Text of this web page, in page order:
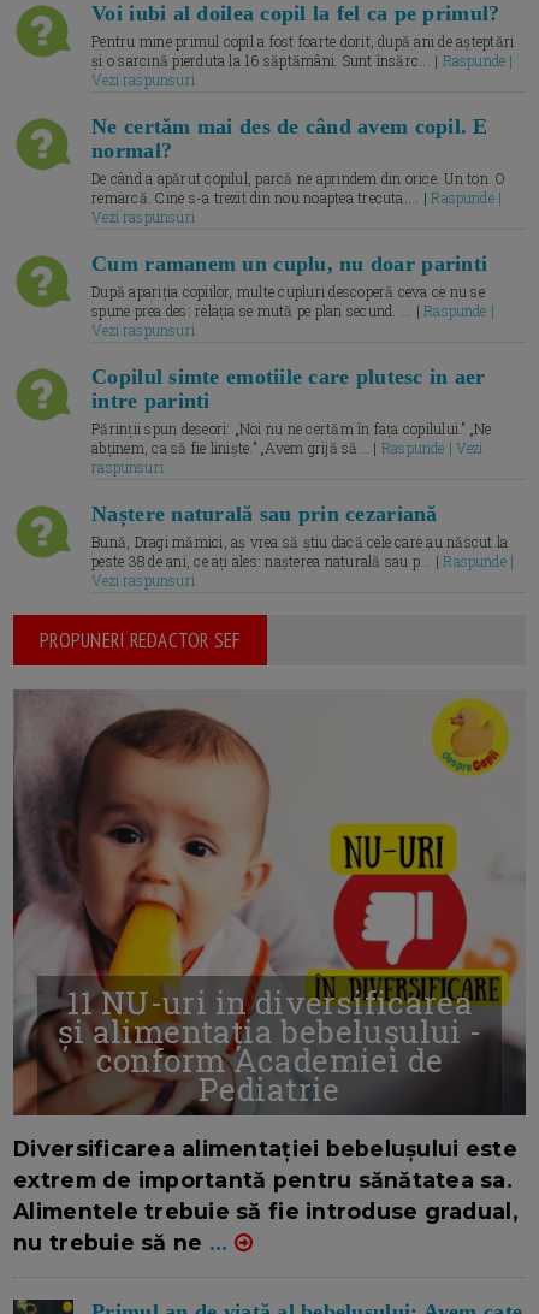
Voi iubi al doilea copil la fel ca pe primul?
Pentru mine primul copil a fost foarte dorit, după ani de așteptări
și o sarcină pierduta la 16 săptămâni. Sunt însărc... | Raspunde |
Vezi raspunsuri
Ne certăm mai des de când avem copil. E
normal?
De când a apărut copilul, parcă ne aprindem din orice. Un ton. O
remarcă. Cine s-a trezit din nou noaptea trecuta.... |Raspunde |
Vezi raspunsuri
Cum ramanem un cuplu, nu doar parinti
După apariția copiilor, multe cupluri descoperă ceva ce nu se
spune prea des: relația se mută pe plan secund. ... |Raspunde |
Vezi raspunsuri
Copilul simte emotiile care plutesc in aer
intre parinti
Părinții spun deseori: „Noi nu ne certăm în fața copilului.” „Ne
abținem, ca să fie liniște.” „Avem grijă să... | Raspunde | Vezi
raspunsuri
Naștere naturală sau prin cezariană
Bună, Dragi mămici, aș vrea să știu dacă cele care au născut la
peste 38 de ani, ce ați ales: nașterea naturală sau p... |Raspunde |
Vezi raspunsuri
PROPUNERI REDACTOR SEF
11 NU-uri in diversificarea
și alimentația bebelușului -
conform Academiei de
Pediatrie
Diversificarea alimentației bebelușului este
extrem de importantă pentru sănătatea sa.
Alimentele trebuie să fie introduse gradual,
nu trebuie să ne ...